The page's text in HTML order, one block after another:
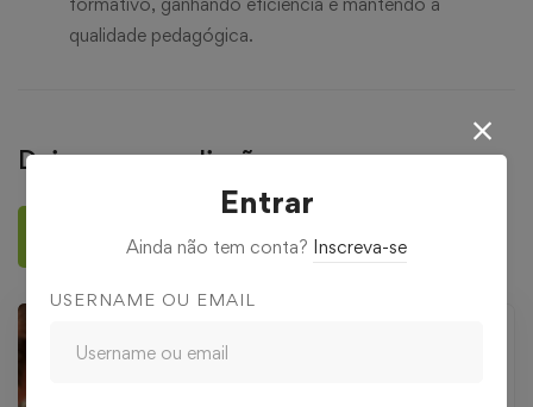
qualidade pedagógica.
Deixar uma avaliação
Deixar uma avaliação
Entrar
Ainda não tem conta? Inscreva-se
USERNAME OU EMAIL